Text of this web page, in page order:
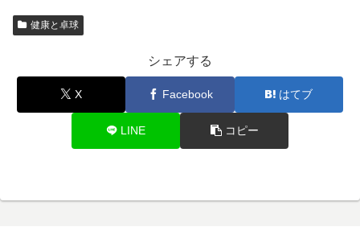
健康と卓球
シェアする
X Facebook はてブ
LINE コピー